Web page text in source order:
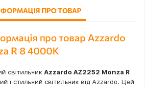
ПРО ТОВАР
про товар Azzardo
R 8 4000K
світильник Azzardo AZ2252 Monza R
і стильний світильник від Azzardo. Цей